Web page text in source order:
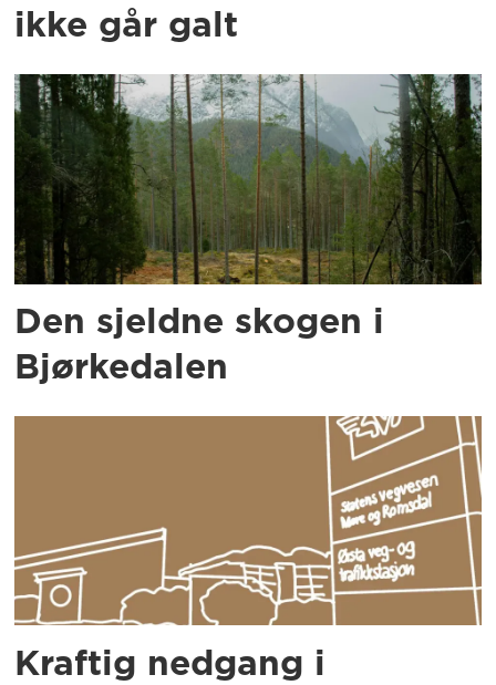
ikke går galt
Den sjeldne skogen i
Bjørkedalen
Kraftig nedgang i